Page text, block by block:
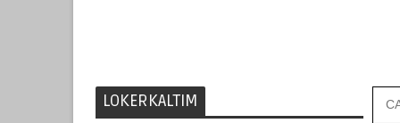
LOKERKALTIM